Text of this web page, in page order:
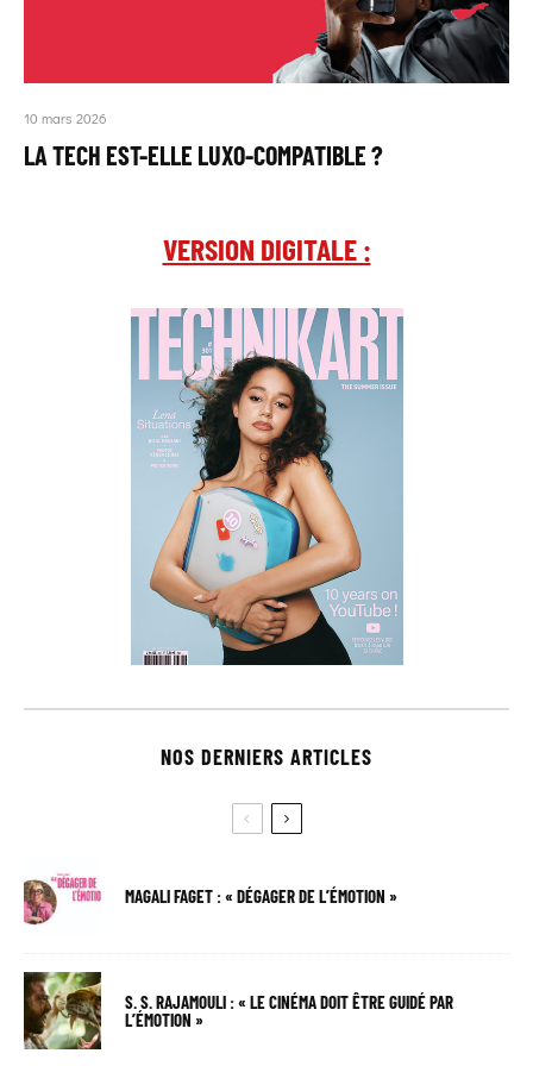
10 mars 2026
LA TECH EST-ELLE LUXO-COMPATIBLE ?
VERSION DIGITALE :
NOS DERNIERS ARTICLES
MAGALI FAGET : « DÉGAGER DE L’ÉMOTION »
S. S. RAJAMOULI : « LE CINÉMA DOIT ÊTRE GUIDÉ PAR
L’ÉMOTION »